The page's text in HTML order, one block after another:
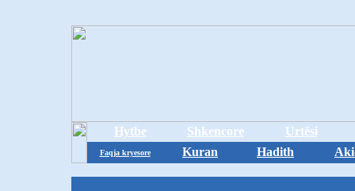
Hytbe Shkencore Urtësi
Faqja kryesore Kuran Hadith